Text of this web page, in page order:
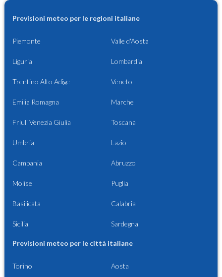
Previsioni meteo per le regioni italiane
Piemonte Valle d'Aosta
Liguria Lombardia
Trentino Alto Adige Veneto
Emilia Romagna Marche
Friuli Venezia Giulia Toscana
Umbria Lazio
Campania Abruzzo
Molise Puglia
Basilicata Calabria
Sicilia Sardegna
Previsioni meteo per le città italiane
Torino Aosta